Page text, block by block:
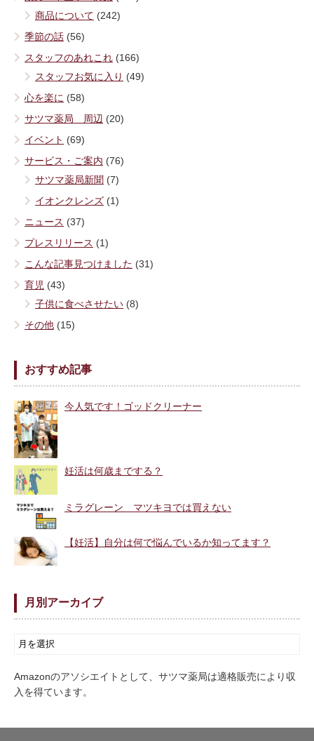
商品について (242)
季節の話 (56)
スタッフのあれこれ (166)
スタッフお気に入り (49)
心を楽に (58)
サツマ薬局 周辺 (20)
イベント (69)
サービス・ご案内 (76)
サツマ薬局新聞 (7)
イオンクレンズ (1)
ニュース (37)
プレスリリース (1)
こんな記事見つけました (31)
育児 (43)
子供に食べさせたい (8)
その他 (15)
おすすめ記事
今人気です！ゴッドクリーナー
妊活は何歳までする？
ミラグレーン マツキヨでは買えない
【妊活】自分は何で悩んでいるか知ってます？
月別アーカイブ
Amazonのアソシエイトとして、サツマ薬局は適格販売により収
入を得ています。